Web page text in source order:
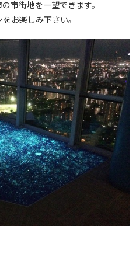
市街地を一望できます。
お楽しみ下さい。